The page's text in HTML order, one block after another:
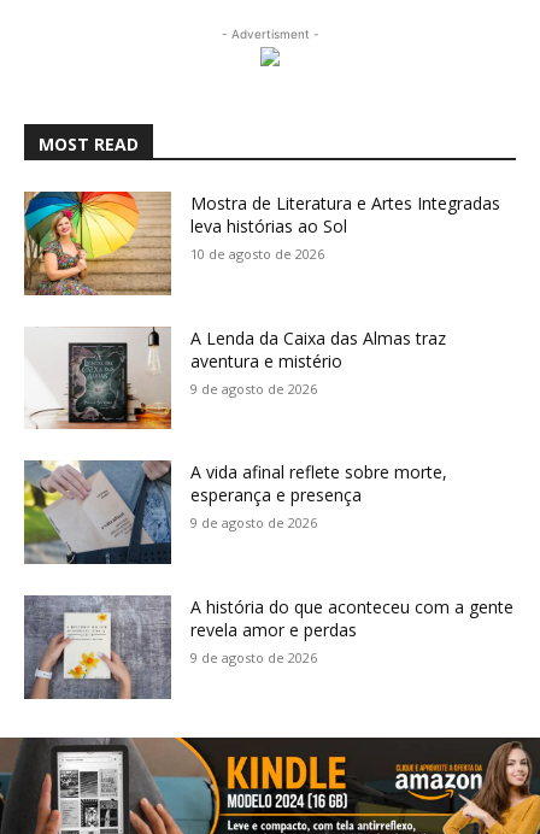
- Advertisment -
MOST READ
Mostra de Literatura e Artes Integradas
leva histórias ao Sol
10 de agosto de 2026
A Lenda da Caixa das Almas traz
aventura e mistério
9 de agosto de 2026
A vida afinal reflete sobre morte,
esperança e presença
9 de agosto de 2026
A história do que aconteceu com a gente
revela amor e perdas
9 de agosto de 2026